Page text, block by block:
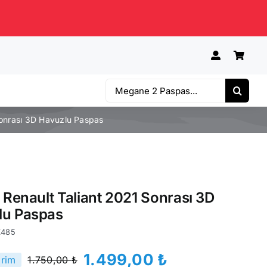
Ara:
3D Havuzlu Paspas
Taliant 2021 Sonrası 3D
Paspas
1.750,00₺ 1.499,00 ₺